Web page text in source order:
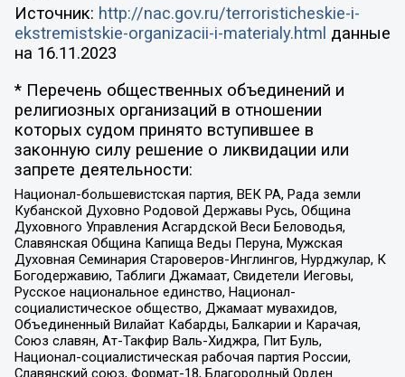
Источник: http://nac.gov.ru/terroristicheskie-i-
ekstremistskie-organizacii-i-materialy.html данные
на 16.11.2023
* Перечень общественных объединений и
религиозных организаций в отношении
которых судом принято вступившее в
законную силу решение о ликвидации или
запрете деятельности:
Национал-большевистская партия, ВЕК РА, Рада земли
Кубанской Духовно Родовой Державы Русь, Община
Духовного Управления Асгардской Веси Беловодья,
Славянская Община Капища Веды Перуна, Мужская
Духовная Семинария Староверов-Инглингов, Нурджулар, К
Богодержавию, Таблиги Джамаат, Свидетели Иеговы,
Русское национальное единство, Национал-
социалистическое общество, Джамаат мувахидов,
Объединенный Вилайат Кабарды, Балкарии и Карачая,
Союз славян, Ат-Такфир Валь-Хиджра, Пит Буль,
Национал-социалистическая рабочая партия России,
Славянский союз, Формат-18, Благородный Орден